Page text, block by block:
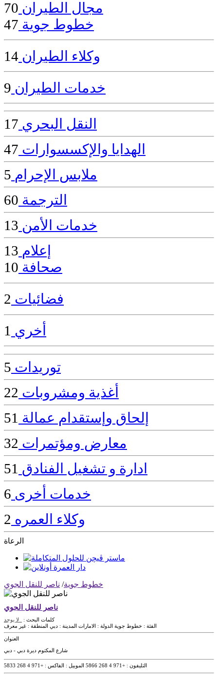
مجال الطيران 70
خطوط جوية 47
وكلاء الطيران 14
خدمات الطيران 9
النقل البحري 17
الهدايا والإكسسوارات 47
ملابس الإحرام 5
الترجمة 60
خدمات الأمن 13
إعلام 13
صحافة 10
فضائيات 2
أخري 1
توريدات 5
أغذية ومشروبات 22
إلحاق وإستقدام عمالة 51
معارض ومؤتمرات 32
ادارة و تشغيل الفنادق 51
خدمات أخرى 6
وكلاء العمره 2
الرعاة
خطوط جوية/ ناصر للنقل الجوي
ناصر للنقل الجوي
كلمات البحث :
لا يوجد
الفئة : خطوط جوية الدولة : الامارات المدينة : دبي المنطقة : غير معرف
العنوان
شارع المكتوم ديرة دبي - دبي
التليفون : +971 4 268 5866 الموبيل : الفاكس : +971 4 268 5833